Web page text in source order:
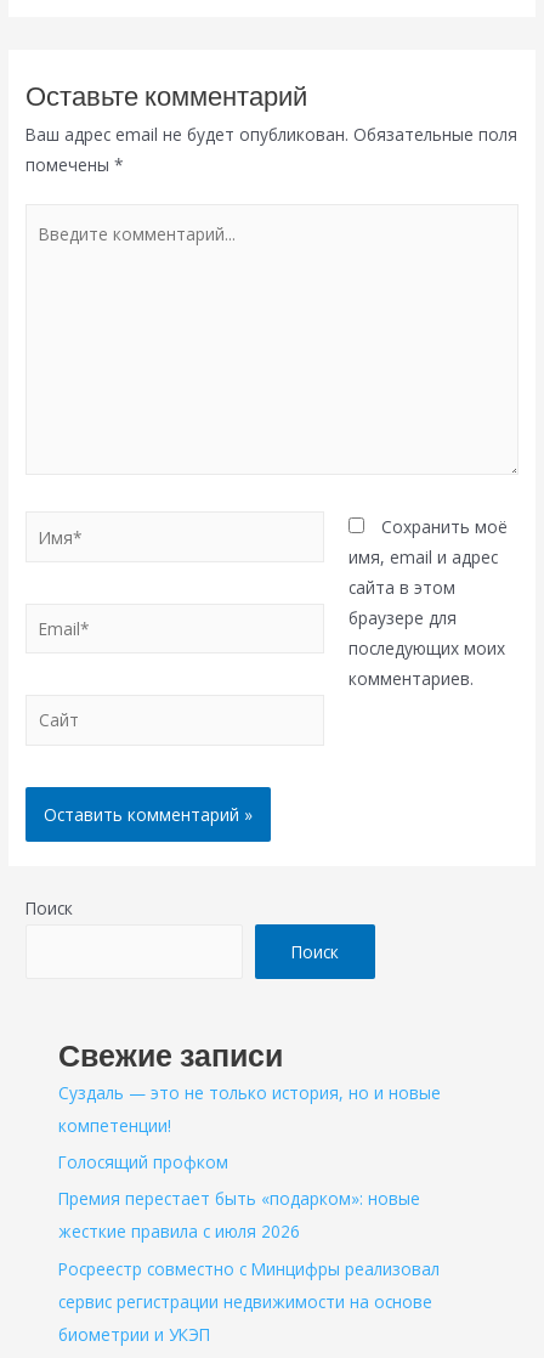
Оставьте комментарий
Ваш адрес email не будет опубликован. Обязательные поля
помечены*
комментарий...
Сайт
Сохранить моё
имя, email и адрес
сайта в этом
браузере для
последующих моих
комментариев.
Поиск
Поиск
Свежие записи
Суздаль — это не только история, но и новые
компетенции!
Голосящий профком
Премия перестает быть «подарком»: новые
жесткие правила с июля 2026
Росреестр совместно с Минцифры реализовал
сервис регистрации недвижимости на основе
биометрии и УКЭП